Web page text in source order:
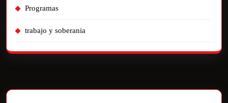
Programas
trabajo y soberania